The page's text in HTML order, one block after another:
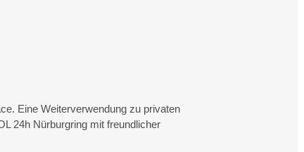
Eine Weiterverwendung zu privaten
24h Nürburgring mit freundlicher